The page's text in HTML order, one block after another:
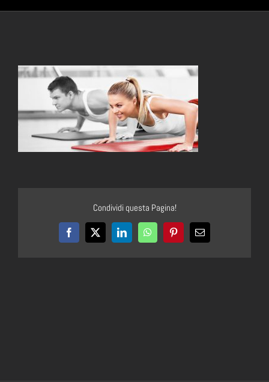
Condividi questa Pagina!
Facebook
X LinkedInWhatsAppPinterestEmail